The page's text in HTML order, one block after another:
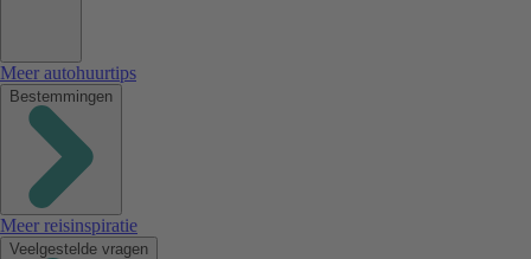
Meer autohuurtips
Bestemmingen
Meer reisinspiratie
Veelgestelde vragen